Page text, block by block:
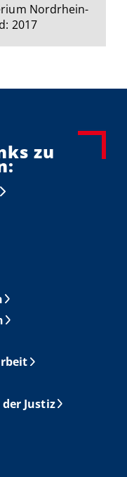
Nordrhein-
2017
zu
Justiz